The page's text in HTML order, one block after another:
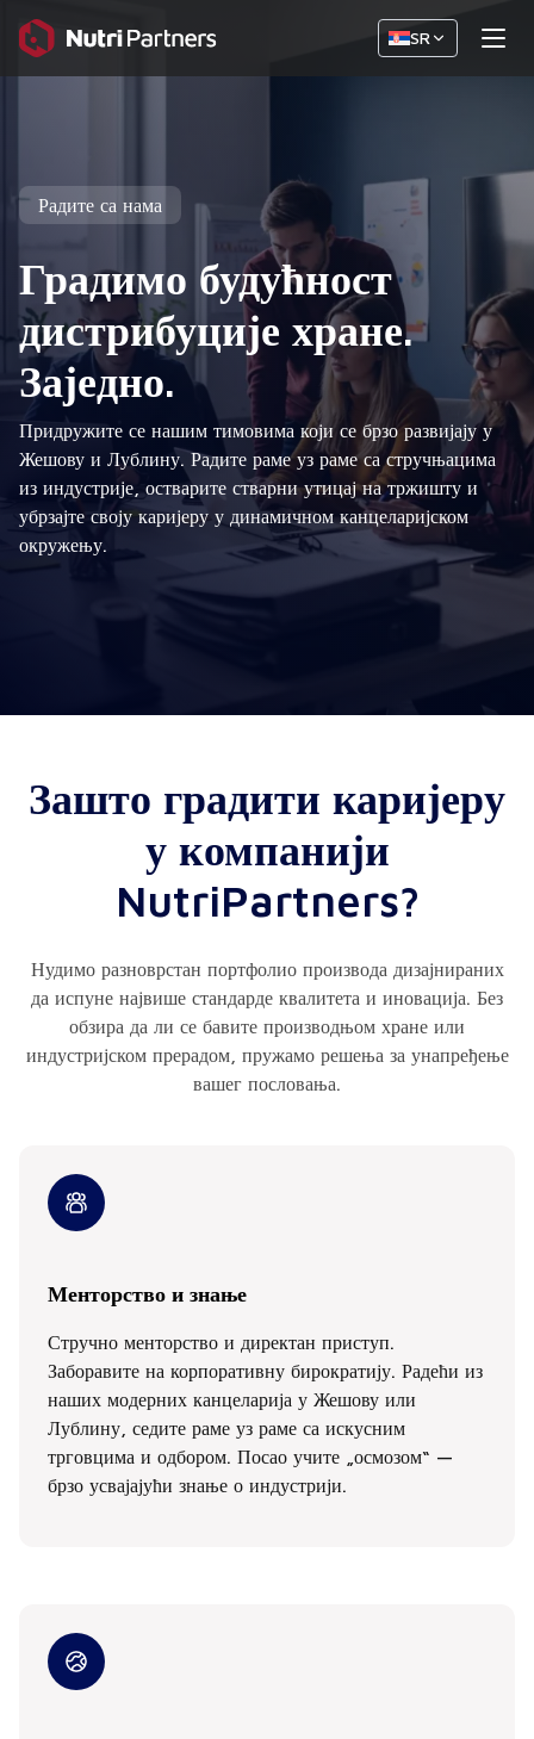
SR
Радите са нама
Градимо будућност
дистрибуције хране.
Заједно.
Придружите се нашим тимовима који се брзо развијају у
Жешову и Лублину. Радите раме уз раме са стручњацима
из индустрије, остварите стварни утицај на тржишту и
убрзајте своју каријеру у динамичном канцеларијском
окружењу.
Зашто градити каријеру
у компанији
NutriPartners?
Нудимо разноврстан портфолио производа дизајнираних
да испуне највише стандарде квалитета и иновација. Без
обзира да ли се бавите производњом хране или
индустријском прерадом, пружамо решења за унапређење
вашег пословања.
Менторство и знање
Стручно менторство и директан приступ.
Заборавите на корпоративну бирократију. Радећи из
наших модерних канцеларија у Жешову или
Лублину, седите раме уз раме са искусним
трговцима и одбором. Посао учите „осмозом“ —
брзо усвајајући знање о индустрији.